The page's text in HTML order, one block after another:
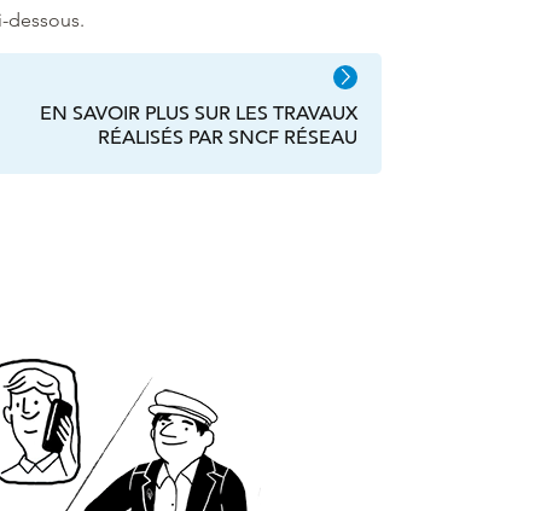
dessous.
EN SAVOIR PLUS SUR LES TRAVAUX
RÉALISÉS PAR SNCF RÉSEAU